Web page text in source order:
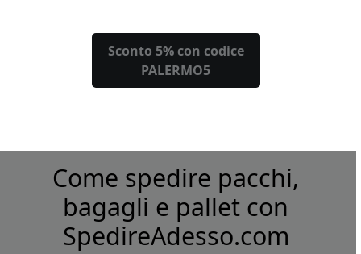
Sconto 5% con codice
PALERMO5
Come spedire pacchi,
bagagli e pallet con
SpedireAdesso.com